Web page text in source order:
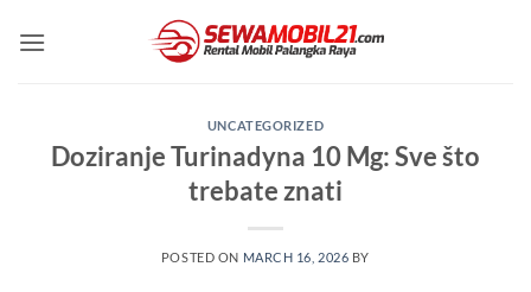
UNCATEGORIZED
Doziranje Turinadyna 10 Mg: Sve što
trebate znati
POSTED ON MARCH 16, 2026 BY